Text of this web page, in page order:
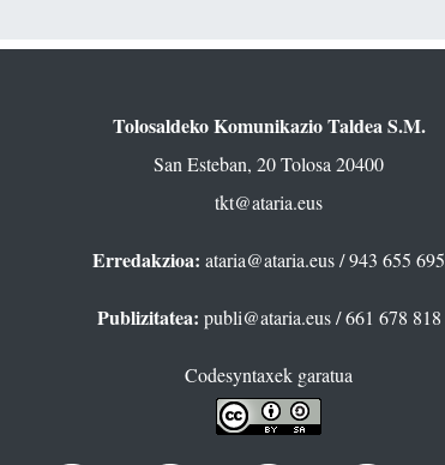
Tolosaldeko Komunikazio Taldea S.M.
San Esteban, 20 Tolosa 20400
tkt@ataria.eus
Erredakzioa: ataria@ataria.eus/ 943 655 695
Publizitatea: publi@ataria.eus/ 661 678 818
Codesyntaxek garatua